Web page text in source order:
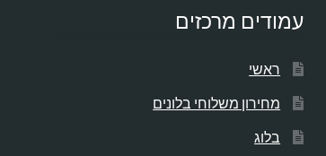
עמודים מרכזים
ראשי
מחירון משלוחי בלונים
בלוג